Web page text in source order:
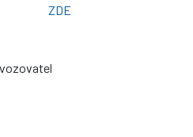
ZDE